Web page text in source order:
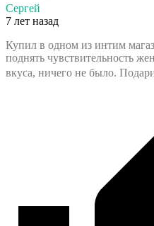
Сергей
7 лет назад
Купил в одном из интим
поднять чувствительность
вкуса, ничего не было.